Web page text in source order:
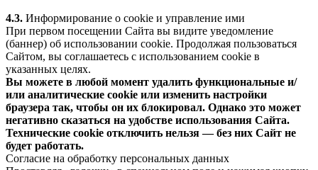
4.3. Информирование о cookie и управление ими
При первом посещении Сайта вы видите уведомление
(баннер) об использовании cookie. Продолжая пользоваться
Сайтом, вы соглашаетесь с использованием cookie в
указанных целях.
Вы можете в любой момент удалить функциональные и/
или аналитические cookie или изменить настройки
браузера так, чтобы он их блокировал. Однако это может
негативно сказаться на удобстве использования Сайта.
Технические cookie отключить нельзя — без них Сайт не
будет работать.
Согласие на обработку персональных данных